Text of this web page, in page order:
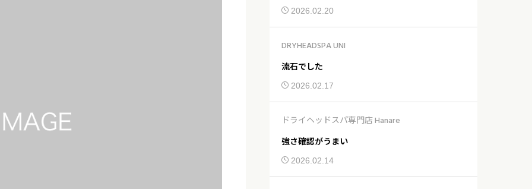
2026.02.20
DRYHEADSPA UNI
流石でした
2026.02.17
ドライヘッドスパ専門店 Hanare
強さ確認がうまい
2026.02.14